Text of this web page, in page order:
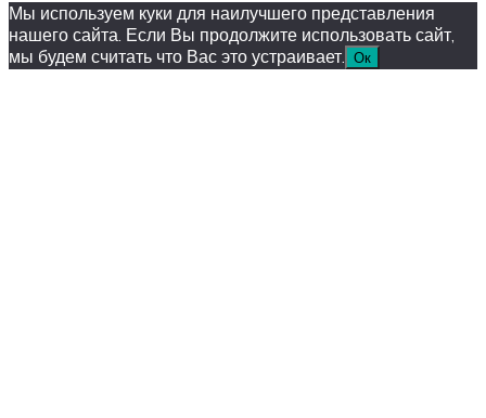
Мы используем куки для наилучшего представления
нашего сайта. Если Вы продолжите использовать сайт,
мы будем считать что Вас это устраивает.
Ок